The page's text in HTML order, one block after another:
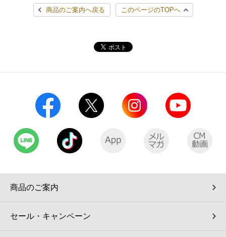
モバイルWi-Fiバッテリーシェアリング（店舗限定）
荷物預かりサービス「ecbocloakエクボクローク」（店舗限定）
商品のご案内へ戻る このページのTOPへ
商品のご案内
セール・キャンペーン